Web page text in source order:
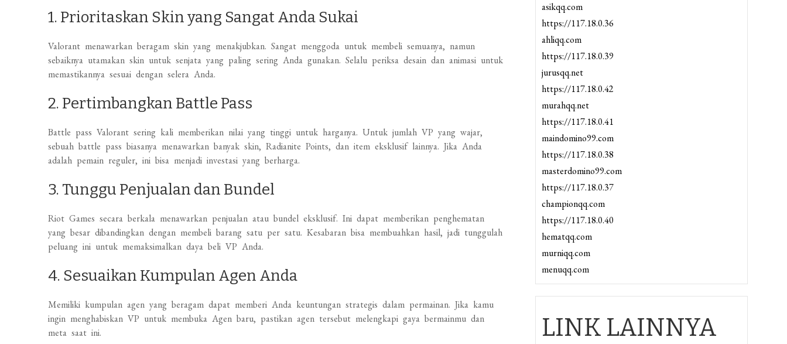
1. Prioritaskan Skin yang Sangat Anda Sukai
Valorant menawarkan beragam skin yang menakjubkan. Sangat menggoda untuk membeli semuanya, namun
sebaiknya utamakan skin untuk senjata yang paling sering Anda gunakan. Selalu periksa desain dan animasi untuk
memastikannya sesuai dengan selera Anda.
2. Pertimbangkan Battle Pass
Battle pass Valorant sering kali memberikan nilai yang tinggi untuk harganya. Untuk jumlah VP yang wajar,
sebuah battle pass biasanya menawarkan banyak skin, Radianite Points, dan item eksklusif lainnya. Jika Anda
adalah pemain reguler, ini bisa menjadi investasi yang berharga.
3. Tunggu Penjualan dan Bundel
Riot Games secara berkala menawarkan penjualan atau bundel eksklusif. Ini dapat memberikan penghematan
yang besar dibandingkan dengan membeli barang satu per satu. Kesabaran bisa membuahkan hasil, jadi tunggulah
peluang ini untuk memaksimalkan daya beli VP Anda.
4. Sesuaikan Kumpulan Agen Anda
Memiliki kumpulan agen yang beragam dapat memberi Anda keuntungan strategis dalam permainan. Jika kamu
ingin menghabiskan VP untuk membuka Agen baru, pastikan agen tersebut melengkapi gaya bermainmu dan
meta saat ini.
asikqq.com
https://117.18.0.36
ahliqq.com
https://117.18.0.39
jurusqq.net
https://117.18.0.42
murahqq.net
https://117.18.0.41
maindomino99.com
https://117.18.0.38
masterdomino99.com
https://117.18.0.37
championqq.com
https://117.18.0.40
hematqq.com
murniqq.com
menuqq.com
LINK LAINNYA